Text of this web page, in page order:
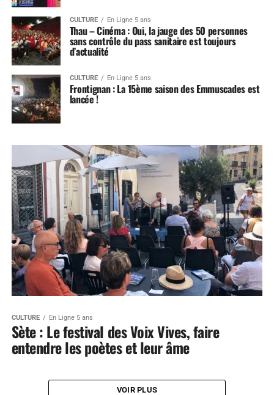
CULTURE En Ligne 5 ans
Thau – Cinéma : Oui, la jauge des 50 personnes
sans contrôle du pass sanitaire est toujours
d’actualité
CULTURE En Ligne 5 ans
Frontignan : La 15ème saison des Emmuscades est
lancée !
CULTURE En Ligne 5 ans
Sète : Le festival des Voix Vives, faire
entendre les poètes et leur âme
VOIR PLUS